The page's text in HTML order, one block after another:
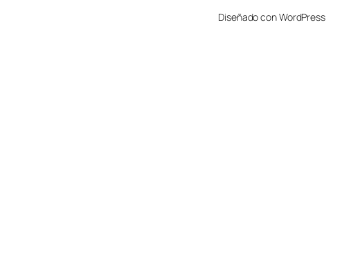
Diseñado conWordPress